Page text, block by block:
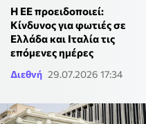
Η ΕΕ προειδοποιεί:
Κίνδυνος για φωτιές σε
Ελλάδα και Ιταλία τις
επόμενες ημέρες
Διεθνή 29.07.2026 17:34